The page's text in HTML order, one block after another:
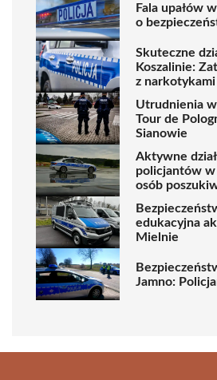
Fala upałów
o
Skuteczne
Koszalinie:
z narkotykami
Utrudnienia
Tour de
Sianowie
Aktywne
policjantów w
osób
edukacyjna
Mielnie
Jamno: